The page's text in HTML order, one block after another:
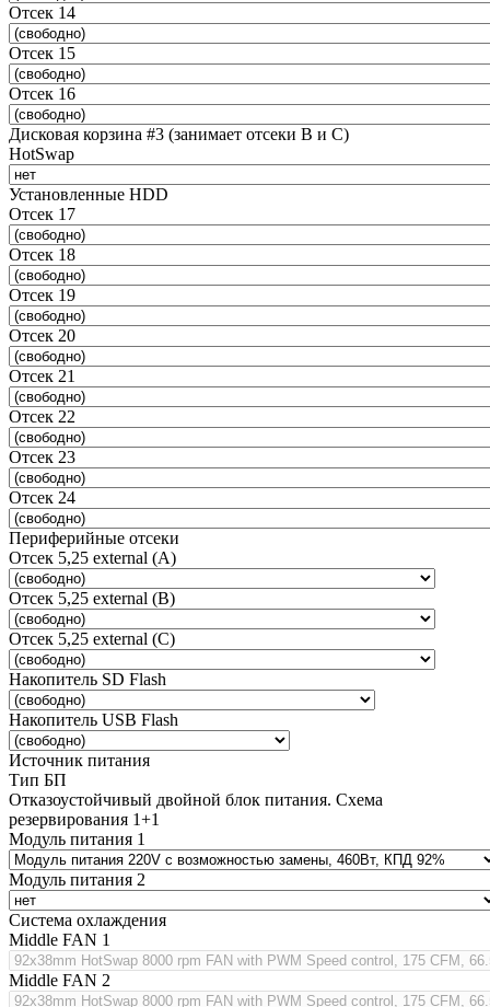
Отсек 14
Отсек 15
Отсек 16
Дисковая корзина #3 (занимает отсеки B и C)
HotSwap
Установленные HDD
Отсек 17
Отсек 18
Отсек 19
Отсек 20
Отсек 21
Отсек 22
Отсек 23
Отсек 24
Периферийные отсеки
Отсек 5,25 external (A)
Отсек 5,25 external (B)
Отсек 5,25 external (C)
Накопитель SD Flash
Накопитель USB Flash
Источник питания
Тип БП
Отказоустойчивый двойной блок питания. Схема
резервирования 1+1
Модуль питания 1
Модуль питания 2
Система охлаждения
Middle FAN 1
Middle FAN 2